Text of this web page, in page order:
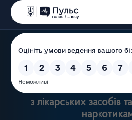
Державна
з лікарських засобів